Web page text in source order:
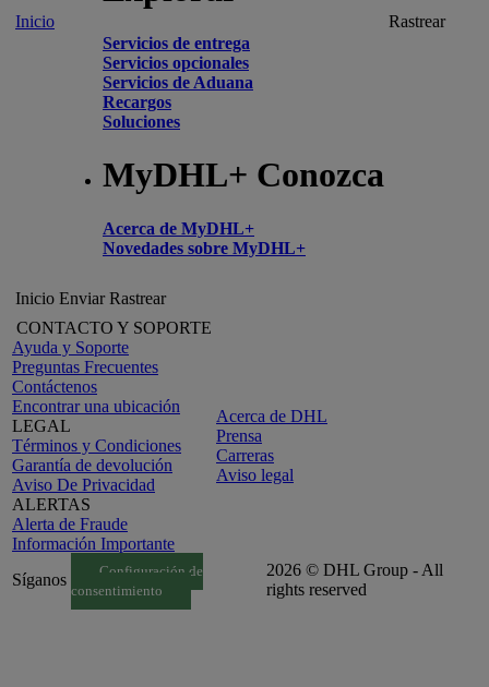
Inicio
Servicios de entrega
Servicios opcionales
Servicios de Aduana
Recargos
Soluciones
MyDHL+ Conozca
Acerca de MyDHL+
Novedades sobre MyDHL+
Rastrear
Inicio Enviar Rastrear
CONTACTO Y SOPORTE
Ayuda y Soporte
Preguntas Frecuentes
Contáctenos
Encontrar una ubicación
LEGAL
Términos y Condiciones
Garantía de devolución
Aviso De Privacidad
ALERTAS
Alerta de Fraude
Información Importante
Acerca de DHL
Prensa
Carreras
Aviso legal
Síganos
Configuración de
consentimiento
2026 © DHL Group - All
rights reserved